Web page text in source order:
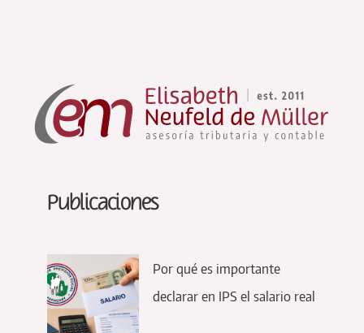
Publicaciones
Por qué es importante
declarar en IPS el salario real
pueden
emitir
electrónicas